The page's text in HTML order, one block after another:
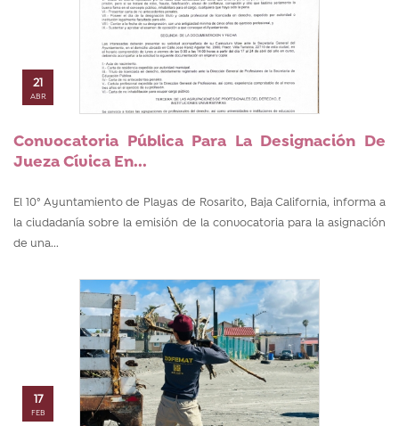
21
ABR
Convocatoria Pública Para La Designación De
Jueza Cívica En...
El 10° Ayuntamiento de Playas de Rosarito, Baja California, informa a
la ciudadanía sobre la emisión de la convocatoria para la asignación
de una...
17
FEB